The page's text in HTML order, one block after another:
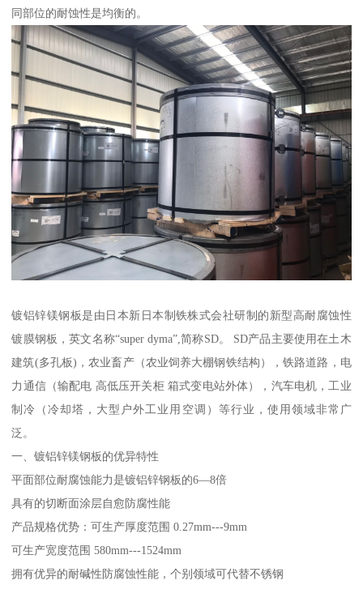
同部位的耐蚀性是均衡的。
镀铝锌镁钢板是由日本新日本制铁株式会社研制的新型高耐腐蚀性
镀膜钢板，英文名称“super dyma”,简称SD。 SD产品主要使用在土木
建筑(多孔板)，农业畜产（农业饲养大棚钢铁结构），铁路道路，电
力通信（输配电 高低压开关柜 箱式变电站外体），汽车电机，工业
制冷（冷却塔，大型户外工业用空调）等行业，使用领域非常广
泛。
一、镀铝锌镁钢板的优异特性
平面部位耐腐蚀能力是镀铝锌钢板的6—8倍
具有的切断面涂层自愈防腐性能
产品规格优势：可生产厚度范围 0.27mm---9mm
可生产宽度范围 580mm---1524mm
拥有优异的耐碱性防腐蚀性能，个别领域可代替不锈钢